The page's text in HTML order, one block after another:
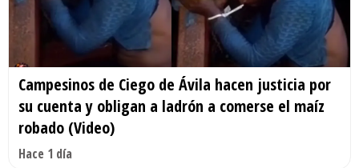
Campesinos de Ciego de Ávila hacen justicia por
su cuenta y obligan a ladrón a comerse el maíz
robado (Video)
Hace 1 día